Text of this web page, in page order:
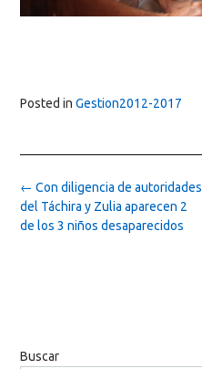
Posted in Gestion2012-2017
Post
navigation
← Con diligencia de autoridades
del Táchira y Zulia aparecen 2
de los 3 niños desaparecidos
Buscar